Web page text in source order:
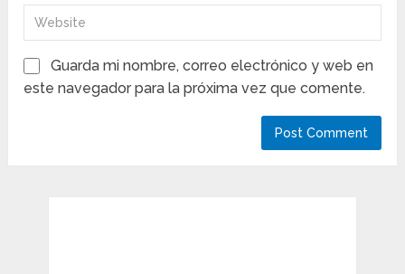
Guarda mi nombre, correo electrónico y web en
este navegador para la próxima vez que comente.